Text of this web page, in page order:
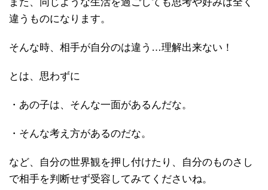
また、同じような生活を過ごしても思考や好みは全く
違うものになります。
そんな時、相手が自分のは違う…理解出来ない！
とは、思わずに
・あの子は、そんな一面があるんだな。
・そんな考え方があるのだな。
など、自分の世界観を押し付けたり、自分のものさし
で相手を判断せず受容してみてくださいね。